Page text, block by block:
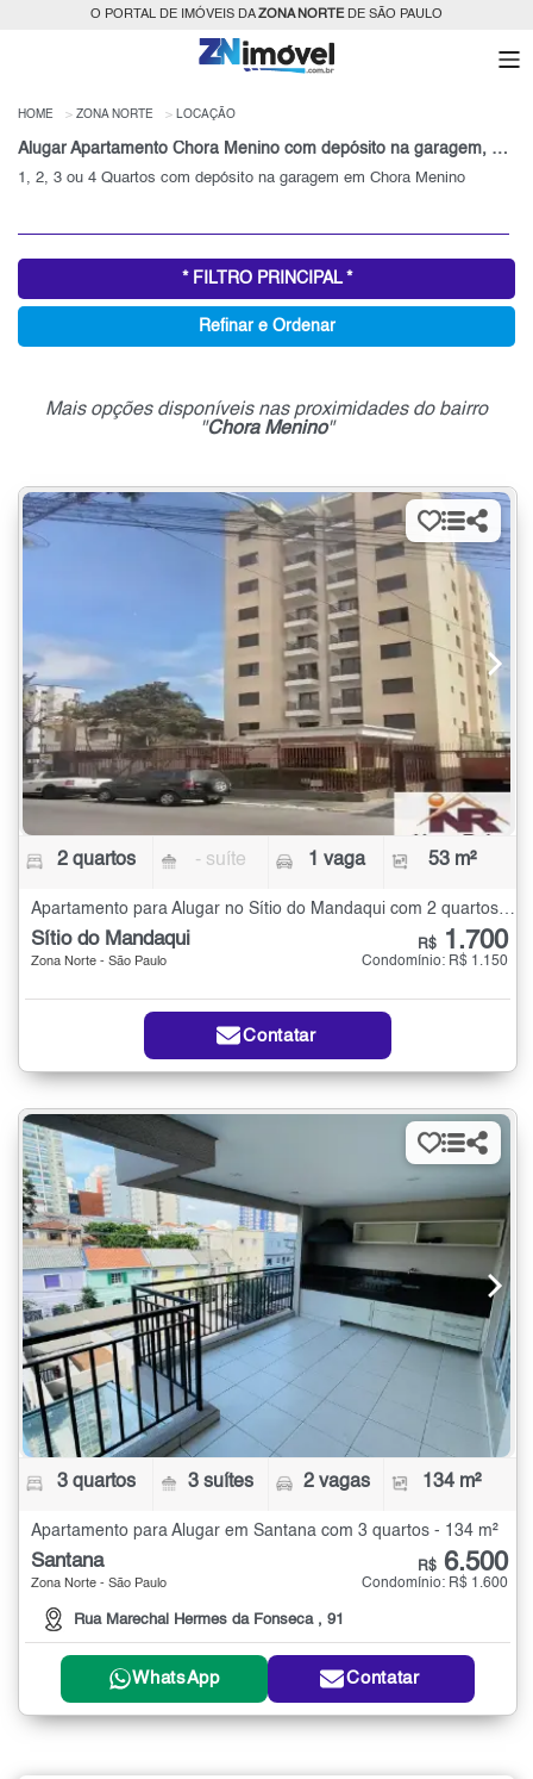
O PORTAL DE IMÓVEIS DAZONA NORTEDE SÃO PAULO
HOME ZONA NORTE LOCAÇÃO
Alugar Apartamento Chora Menino com depósito na garagem, Zona Norte, SP
1, 2, 3 ou 4 Quartos com depósito na garagem em Chora Menino
* FILTRO PRINCIPAL *
Refinar e Ordenar
Mais opções disponíveis nas proximidades do bairro
"Chora Menino"
2 quartos - suíte 1 vaga 53 m²
Apartamento para Alugar no Sítio do Mandaqui com 2 quartos - 53 m²
Sítio do Mandaqui
Zona Norte - São Paulo
R$ 1.700
Condomínio: R$ 1.150
Contatar
3 quartos 3 suítes 2 vagas 134 m²
Apartamento para Alugar em Santana com 3 quartos - 134 m²
Santana
Zona Norte - São Paulo
Rua Marechal Hermes da Fonseca , 91
R$ 6.500
Condomínio: R$ 1.600
WhatsApp Contatar